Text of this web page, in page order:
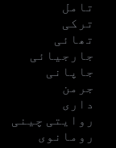
تامل
ترکی
تھائی
جارجیائی
جاپانی
جرمن
داری
روایتی چینی
رومانوی